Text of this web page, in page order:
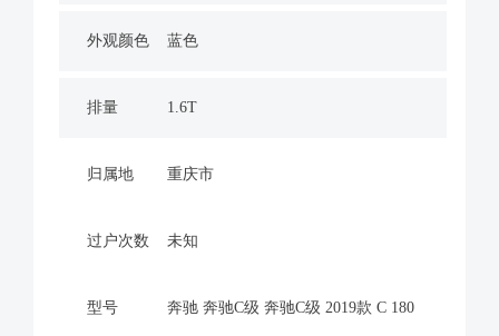
外观颜色 蓝色
排量 1.6T
归属地 重庆市
过户次数 未知
型号 奔驰 奔驰C级 奔驰C级 2019款 C 180